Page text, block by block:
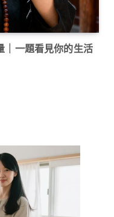
｜一題看見你的生活